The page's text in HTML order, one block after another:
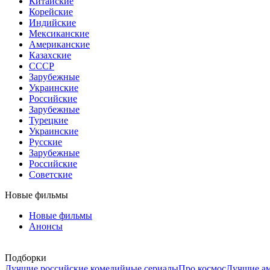
Корейские
Индийские
Мексиканские
Американские
Казахские
СССР
Зарубежные
Украинские
Российские
Зарубежные
Турецкие
Украинские
Русские
Зарубежные
Российские
Советские
Новые фильмы
Новые фильмы
Анонсы
Подборки